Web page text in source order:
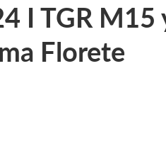
I TGR M15
Florete